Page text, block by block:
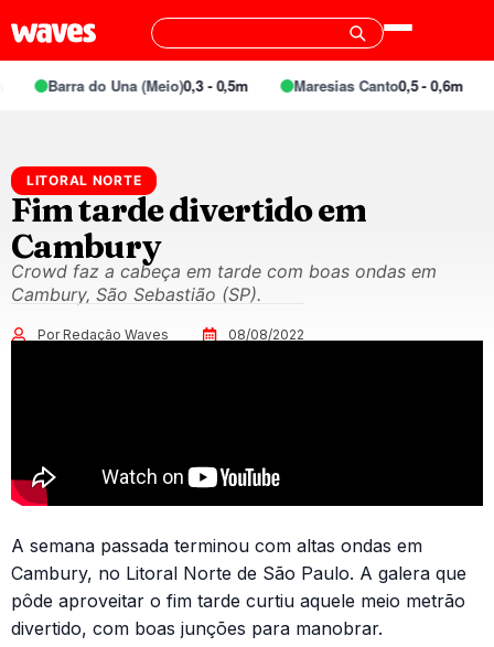
Barra do Una (Meio)0,3 - 0,5m Maresias Canto0,5 - 0,6m
LITORAL NORTE
Fim tarde divertido em
Cambury
Crowd faz a cabeça em tarde com boas ondas em
Cambury, São Sebastião (SP).
Por Redação Waves 08/08/2022
A semana passada terminou com altas ondas em
Cambury, no Litoral Norte de São Paulo. A galera que
pôde aproveitar o fim tarde curtiu aquele meio metrão
divertido, com boas junções para manobrar.